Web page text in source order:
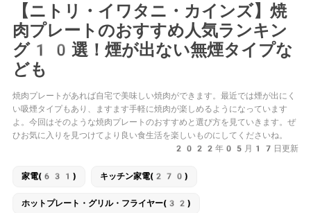
【ニトリ・イワタニ・カインズ】焼
肉プレートのおすすめ人気ランキン
グ10選！煙が出ない無煙タイプな
ども
焼肉プレートがあれば自宅で美味しい焼肉ができます。最近では煙が出にく
い吸煙タイプもあり、ますます手軽に焼肉が楽しめるようになっています
よ。今回はそのような焼肉プレートのおすすめと選び方を見ていきます。ぜ
ひお気に入りを見つけてより良い食生活を楽しいものにしてくださいね。
2022年05月17日更新
家電(631) キッチン家電(270)
ホットプレート・グリル・フライヤー(32)